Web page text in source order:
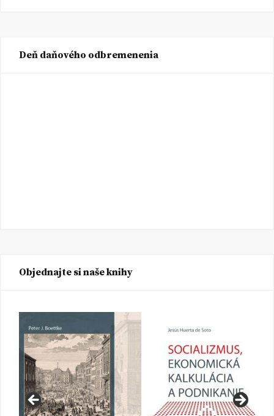
Deň daňového odbremenenia
Objednajte si naše knihy